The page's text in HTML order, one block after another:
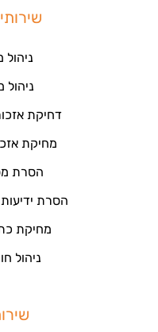
ניהול
ניהול
דחיקת
מחיקת
הסרת
הסרת
מחיקת
ניהול